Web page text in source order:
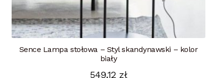
Sence Lampa stołowa – Styl skandynawski – kolor
biały
549,12 zł